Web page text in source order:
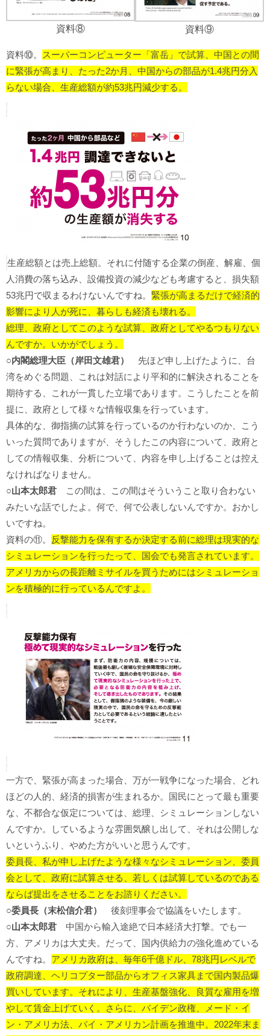
資料⑧ 資料⑨
資料⑩。
スーパーコンピューター「富岳」で試算、中国との間
に緊張が高まり、たった2か月、中国からの部品が1.4兆円分入
らない場合、生産総額が約53兆円減少する。
生産総額とは売上総額。それに付随する企業の倒産、解雇、個
人消費の落ち込み、設備投資の減少なども考慮すると、損失額
53兆円で収まるわけないんですね。 緊張が高まるだけで経済的
影響により人が死に、暮らしも経済も壊れる。
総理、政府としてこのような試算、政府としてやるつもりない
んですか。いかがでしょう。
○内閣総理大臣（岸田文雄君）
先ほど申し上げたように、台
湾をめぐる問題、これは対話により平和的に解決されることを
期待する、これが一貫した立場であります。こうしたことを前
提に、政府として様々な情報収集を行っています。
具体的な、御指摘の試算を行っているのか行わないのか、こう
いった質問でありますが、そうしたこの内容について、政府と
しての情報収集、分析について、内容を申し上げることは控え
なければなりません。
○山本太郎君 この間は、この間はそういうこと取り合わない
みたいな話でしたよ。何で、何で公表しないんですか。おかし
いですね。
資料の⑪。
反撃能力を保有するか決定する前に総理は現実的な
シミュレーションを行ったって、国会でも発言されています。
アメリカからの長距離ミサイルを買うためにはシミュレーショ
ンを積極的に行っているんですよ。
一方で、緊張が高まった場合、万が一戦争になった場合、どれ
ほどの人的、経済的損害が生まれるか。国民にとって最も重要
な、不都合な仮定については、総理、シミュレーションしない
んですか。しているような雰囲気醸し出して、それは公開しな
いというふり、やめた方がいいと思うんです。
委員長、私が申し上げたような様々なシミュレーション、委員
会として、政府に試算させる、若しくは試算しているのである
ならば提出をさせることをお諮りください。
○委員長（末松信介君）
後刻理事会で協議をいたします。
○山本太郎君 中国から輸入途絶で日本経済大打撃。でも一
方、アメリカは大丈夫。だって、国内供給力の強化進めている
んですね。 アメリカ政府は、毎年6千億ドル、78兆円レベルで
政府調達、ヘリコプター部品からオフィス家具まで国内製品爆
買いしています。それにより、生産基盤強化、良質な雇用を増
やして賃金上げていく。さらに、バイデン政権、メード・イ
ン・アメリカ法、バイ・アメリカン計画を推進中。2022年末ま